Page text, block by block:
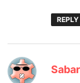
REPLY
Sabar